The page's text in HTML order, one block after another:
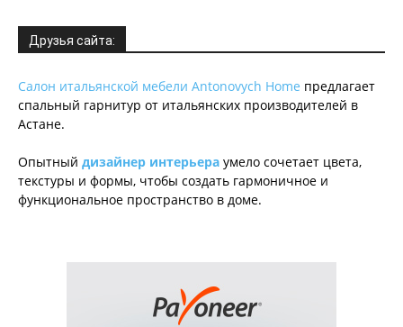
Друзья сайта:
Салон итальянской мебели Antonovych Home предлагает
спальный гарнитур от итальянских производителей в
Астане.
Опытный дизайнер интерьера умело сочетает цвета,
текстуры и формы, чтобы создать гармоничное и
функциональное пространство в доме.